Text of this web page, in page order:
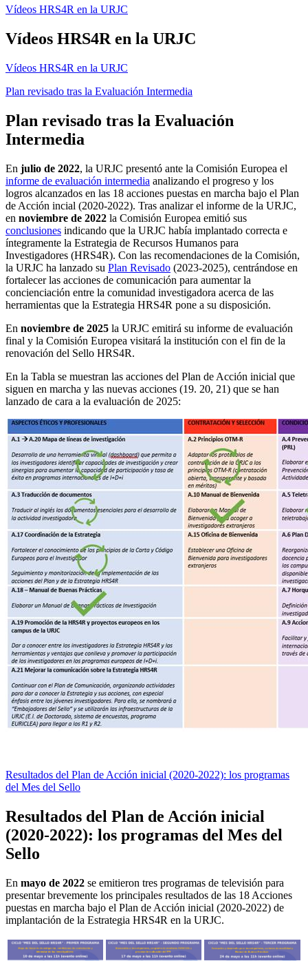
Vídeos HRS4R en la URJC
Vídeos HRS4R en la URJC
Vídeos HRS4R en la URJC
Plan revisado tras la Evaluación Intermedia
Plan revisado tras la Evaluación
Intermedia
En julio de 2022, la URJC presentó ante la Comisión Europea el
informe de evaluación intermedia analizando el progreso y los
logros alcanzados en las 18 acciones puestas en marcha bajo el Plan
de Acción incial (2020-2022). Tras analizar el informe de la URJC,
en noviembre de 2022 la Comisión Europea emitió sus
conclusiones indicando que la URJC había implantado correcta e
íntegramente la Estrategia de Recursos Humanos para
Investigadores (HRS4R). Con las recomendaciones de la Comisión,
la URJC ha lanzado su Plan Revisado (2023-2025), centrándose en
fortalecer las acciones de comunicación para aumentar la
concienciación entre la comunidad investigadora acerca de las
herramientas que la Estrategia HRS4R pone a su disposición.
En noviembre de 2025 la URJC emitirá su informe de evaluación
final y la Comisión Europea visitará la institución con el fin de la
renovación del Sello HRS4R.
En la Tabla se muestran las acciones del Plan de Acción inicial que
siguen en marcha y las nuevas acciones (19. 20, 21) que se han
lanzado de cara a la evaluación de 2025:
Resultados del Plan de Acción inicial (2020-2022): los programas
del Mes del Sello
Resultados del Plan de Acción inicial
(2020-2022): los programas del Mes del
Sello
En mayo de 2022 se emitieron tres programas de televisión para
presentar brevemente los principales resultados de las 18 Acciones
puestas en marcha bajo el Plan de Acción inicial (2020-2022) de
implantación de la Estrategia HRS4R en la URJC.